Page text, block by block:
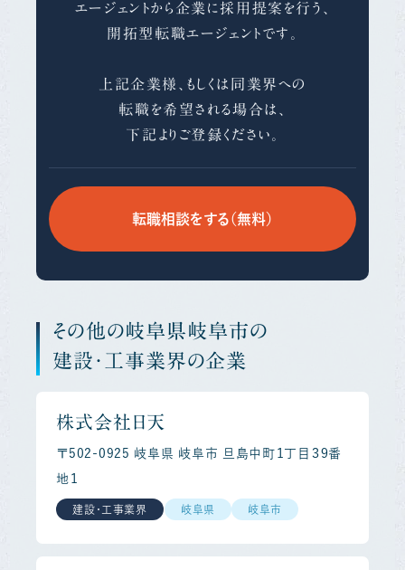
エージェントから企業に採用提案を行う、
開拓型転職エージェントです。
上記企業様、もしくは同業界への
転職を希望される場合は、
下記よりご登録ください。
転職相談をする（無料）
その他の岐阜県岐阜市の
建設・工事業界の企業
株式会社日天
〒502-0925 岐阜県 岐阜市 旦島中町１丁目３９番
地１
建設・工事業界 岐阜県 岐阜市